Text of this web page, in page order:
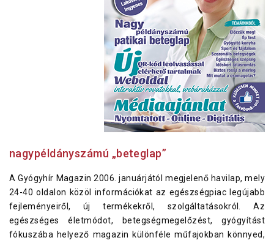
nagypéldányszámú „beteglap”
A Gyógyhír Magazin 2006. januárjától megjelenő havilap, mely
24-40 oldalon közöl információkat az egészségpiac legújabb
fejleményeiről, új termékekről, szolgáltatásokról. Az
egészséges életmódot, betegségmegelőzést, gyógyítást
fókuszába helyező magazin különféle műfajokban könnyed,